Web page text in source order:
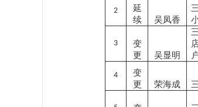
2
延
续
吴凤香
3
变
更
吴显明
4
变
更
荣海成